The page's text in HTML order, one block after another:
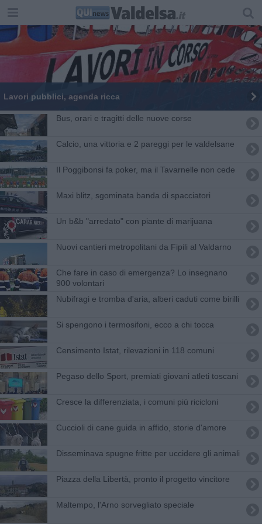
Lavori pubblici, agenda ricca
Bus, orari e tragitti delle nuove corse
Calcio, una vittoria e 2 pareggi per le valdelsane
Il Poggibonsi fa poker, ma il Tavarnelle non cede
Maxi blitz, sgominata banda di spacciatori
Un b&b "arredato" con piante di marijuana
Nuovi cantieri metropolitani da Fipili al Valdarno
Che fare in caso di emergenza? Lo insegnano
900 volontari
Nubifragi e tromba d'aria, alberi caduti come birilli
Si spengono i termosifoni, ecco a chi tocca
Censimento Istat, rilevazioni in 118 comuni
Pegaso dello Sport, premiati giovani atleti toscani
Cresce la differenziata, i comuni più ricicloni
Cuccioli di cane guida in affido, storie d'amore
Disseminava spugne fritte per uccidere gli animali
Piazza della Libertà, pronto il progetto vincitore
Maltempo, l'Arno sorvegliato speciale